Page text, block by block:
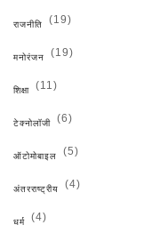
राजनीति (19)
मनोरंजन (19)
शिक्षा (11)
टेक्नोलॉजी (6)
ऑटोमोबाइल (5)
अंतरराष्ट्रीय (4)
धर्म (4)